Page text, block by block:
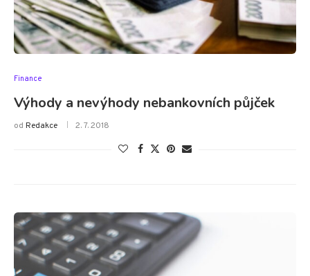
Finance
Výhody a nevýhody nebankovních půjček
od Redakce 2. 7. 2018